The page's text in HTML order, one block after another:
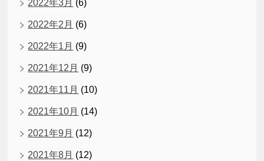
2022年3月 (6)
2022年2月 (6)
2022年1月 (9)
2021年12月 (9)
2021年11月 (10)
2021年10月 (14)
2021年9月 (12)
2021年8月 (12)